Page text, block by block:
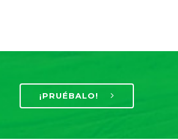
¡PRUÉBALO!